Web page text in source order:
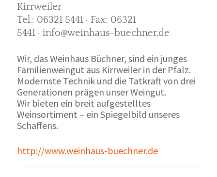
Kirrweiler
Tel.: 06321 5441 · Fax: 06321
5441 · info@weinhaus-buechner.de
Wir, das Weinhaus Büchner, sind ein junges
Familienweingut aus Kirrweiler in der Pfalz.
Modernste Technik und die Tatkraft von drei
Generationen prägen unser Weingut.
Wir bieten ein breit aufgestelltes
Weinsortiment – ein Spiegelbild unseres
Schaffens.
http://www.weinhaus-buechner.de